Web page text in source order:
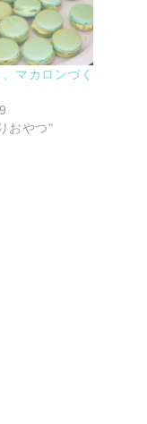
マカロンづく
おやつ"